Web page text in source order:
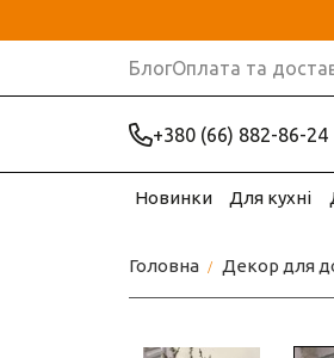
БлогОплата та
+380 (66) 882-86-24
Новинки Для кухні
Головна Декор для